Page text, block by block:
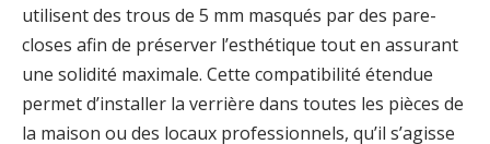
utilisent des trous de 5 mm masqués par des pare-
closes afin de préserver l’esthétique tout en assurant
une solidité maximale. Cette compatibilité étendue
permet d’installer la verrière dans toutes les pièces de
la maison ou des locaux professionnels, qu’il s’agisse